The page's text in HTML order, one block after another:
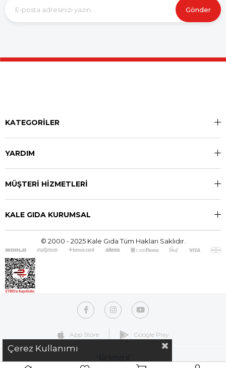
Gönder
KATEGORİLER
YARDIM
MÜŞTERİ HİZMETLERİ
KALE GIDA KURUMSAL
© 2000 - 2025 Kale Gıda Tüm Hakları Saklıdır.
App Store Google Play
Çerez Kullanımı